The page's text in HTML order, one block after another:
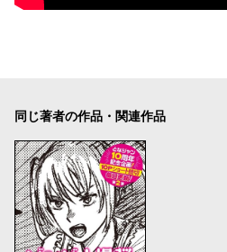
同じ著者の作品・関連作品